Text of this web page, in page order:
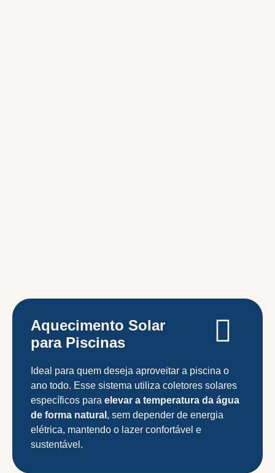
Aquecimento Solar
para Piscinas
Ideal para quem deseja aproveitar a piscina o
ano todo. Esse sistema utiliza coletores solares
específicos para elevar a temperatura da água
de forma natural , sem depender de energia
elétrica, mantendo o lazer confortável e
sustentável.